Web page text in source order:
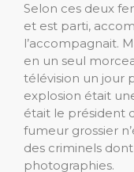
Selon ces deux
et est parti,
l’accompagnait.
en un seul
télévision un jour
explosion était
était le président
fumeur grossier
des criminels
photographies.